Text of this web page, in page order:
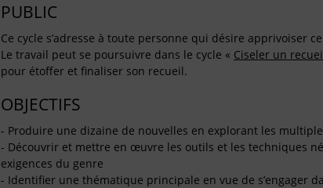
PUBLIC
Ce cycle s’adresse à toute personne qui désire apprivoiser
Le travail peut se poursuivre dans le cycle « Ciseler un
pour étoffer et finaliser son recueil.
OBJECTIFS
- Produire une dizaine de nouvelles en explorant les
- Découvrir et mettre en œuvre les outils et les techniques
exigences du genre
- Identifier une thématique principale en vue de s’engager